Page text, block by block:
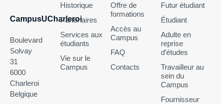
CampusUCharleroi
Boulevard
Solvay
31
6000
Charleroi
Belgique
Historique
Partenaires
Services aux
étudiants
Vie sur le
Campus
Offre de
formations
Accès au
Campus
FAQ
Contacts
Futur étudiant
Étudiant
Adulte en
reprise
d’études
Travailleur au
sein du
Campus
Fournisseur